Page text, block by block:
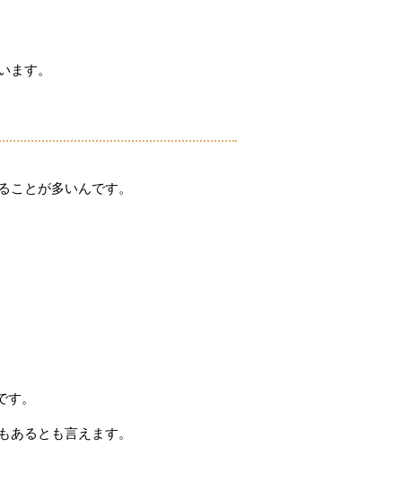
ます。
とが多いんです。
。
るとも言えます。